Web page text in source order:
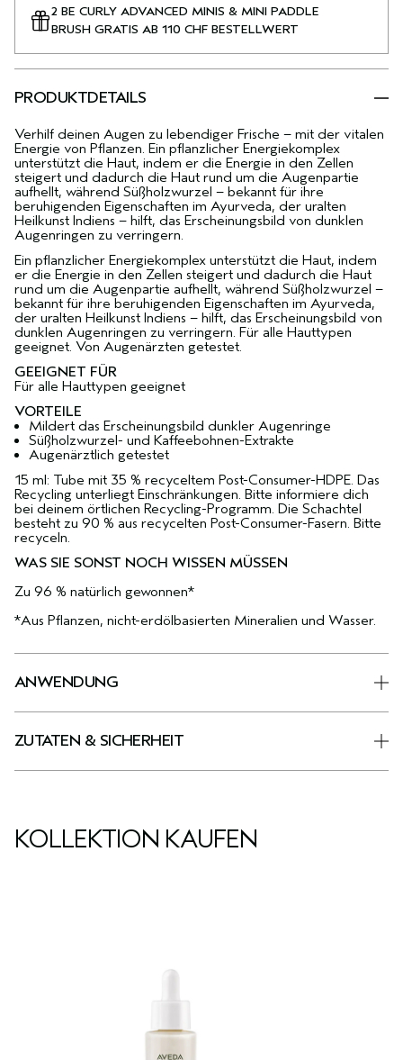
2 BE CURLY ADVANCED MINIS & MINI PADDLE
BRUSH GRATIS AB 110 CHF BESTELLWERT
PRODUKTDETAILS
Verhilf deinen Augen zu lebendiger Frische – mit der vitalen
Energie von Pflanzen. Ein pflanzlicher Energiekomplex
unterstützt die Haut, indem er die Energie in den Zellen
steigert und dadurch die Haut rund um die Augenpartie
aufhellt, während Süßholzwurzel – bekannt für ihre
beruhigenden Eigenschaften im Ayurveda, der uralten
Heilkunst Indiens – hilft, das Erscheinungsbild von dunklen
Augenringen zu verringern.
Ein pflanzlicher Energiekomplex unterstützt die Haut, indem
er die Energie in den Zellen steigert und dadurch die Haut
rund um die Augenpartie aufhellt, während Süßholzwurzel –
bekannt für ihre beruhigenden Eigenschaften im Ayurveda,
der uralten Heilkunst Indiens – hilft, das Erscheinungsbild von
dunklen Augenringen zu verringern. Für alle Hauttypen
geeignet. Von Augenärzten getestet.
GEEIGNET FÜR
Für alle Hauttypen geeignet
VORTEILE
Mildert das Erscheinungsbild dunkler Augenringe
Süßholzwurzel- und Kaffeebohnen-Extrakte
Augenärztlich getestet
15 ml: Tube mit 35 % recyceltem Post-Consumer-HDPE. Das
Recycling unterliegt Einschränkungen. Bitte informiere dich
bei deinem örtlichen Recycling-Programm. Die Schachtel
besteht zu 90 % aus recycelten Post-Consumer-Fasern. Bitte
recyceln.
WAS SIE SONST NOCH WISSEN MÜSSEN
Zu 96 % natürlich gewonnen*
*Aus Pflanzen, nicht-erdölbasierten Mineralien und Wasser.
ANWENDUNG
ZUTATEN & SICHERHEIT
KOLLEKTION KAUFEN